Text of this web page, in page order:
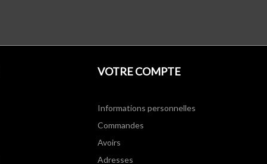
VOTRE COMPTE
Informations personnelles
Commandes
Avoirs
Adresses